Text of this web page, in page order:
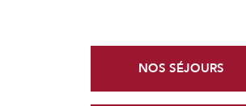
NOS SÉJOURS